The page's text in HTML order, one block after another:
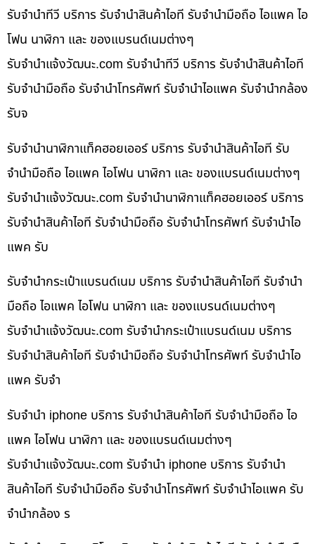
รับจำนำทีวี บริการ รับจำนำสินค้าไอที รับจำนำมือถือ ไอแพค ไอ
โฟน นาฬิกา และ ของแบรนด์เนมต่างๆ
รับจํานําแจ้งวัฒนะ.com รับจำนำทีวี บริการ รับจำนำสินค้าไอที
รับจำนำมือถือ รับจำนำโทรศัพท์ รับจำนำไอแพค รับจำนำกล้อง
รับจ
รับจำนำนาฬิกาแท็คฮอยเออร์ บริการ รับจำนำสินค้าไอที รับ
จำนำมือถือ ไอแพค ไอโฟน นาฬิกา และ ของแบรนด์เนมต่างๆ
รับจํานําแจ้งวัฒนะ.com รับจำนำนาฬิกาแท็คฮอยเออร์ บริการ
รับจำนำสินค้าไอที รับจำนำมือถือ รับจำนำโทรศัพท์ รับจำนำไอ
แพค รับ
รับจำนำกระเป๋าแบรนด์เนม บริการ รับจำนำสินค้าไอที รับจำนำ
มือถือ ไอแพค ไอโฟน นาฬิกา และ ของแบรนด์เนมต่างๆ
รับจํานําแจ้งวัฒนะ.com รับจำนำกระเป๋าแบรนด์เนม บริการ
รับจำนำสินค้าไอที รับจำนำมือถือ รับจำนำโทรศัพท์ รับจำนำไอ
แพค รับจำ
รับจำนำ iphone บริการ รับจำนำสินค้าไอที รับจำนำมือถือ ไอ
แพค ไอโฟน นาฬิกา และ ของแบรนด์เนมต่างๆ
รับจํานําแจ้งวัฒนะ.com รับจำนำ iphone บริการ รับจำนำ
สินค้าไอที รับจำนำมือถือ รับจำนำโทรศัพท์ รับจำนำไอแพค รับ
จำนำกล้อง ร